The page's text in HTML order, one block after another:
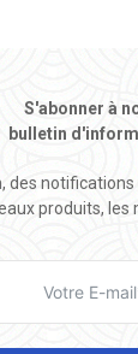
S'abonner à
bulletin
des
produits, les